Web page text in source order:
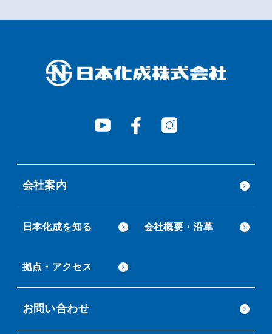
会社案内
日本化成を知る 会社概要・沿革
拠点・アクセス
お問い合わせ